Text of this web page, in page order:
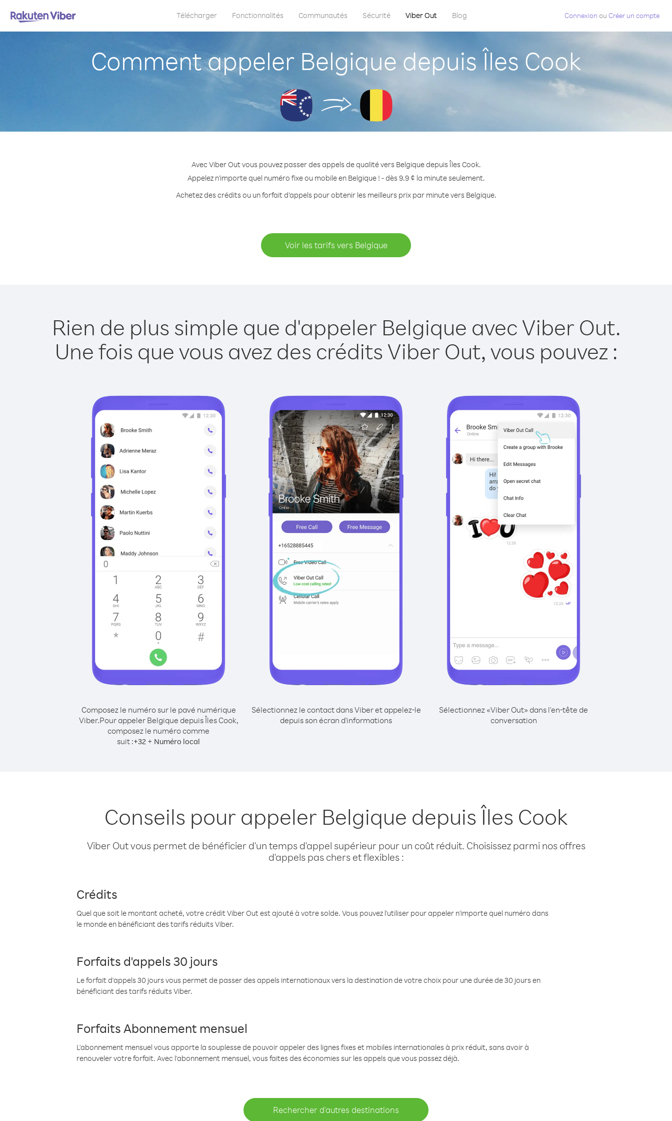
Télécharger Fonctionnalités Communautés Sécurité Viber Out Blog Connexion ou Créer un compte
Comment appeler Belgique depuis Îles Cook
Avec Viber Out vous pouvez passer des appels de qualité vers Belgique depuis Îles Cook.
Appelez n'importe quel numéro fixe ou mobile en Belgique ! - dès 9.9 ¢ la minute seulement.
Achetez des crédits ou un forfait d’appels pour obtenir les meilleurs prix par minute vers Belgique.
Voir les tarifs vers Belgique
Rien de plus simple que d'appeler Belgique avec Viber Out.
Une fois que vous avez des crédits Viber Out, vous pouvez :
Composez le numéro sur le pavé numérique
Viber.Pour appeler Belgique depuis Îles Cook,
composez le numéro comme
suit :+32 + Numéro local
Sélectionnez le contact dans Viber et appelez-le
depuis son écran d'informations
Sélectionnez «Viber Out» dans l'en-tête de
conversation
Conseils pour appeler Belgique depuis Îles Cook
Viber Out vous permet de bénéficier d'un temps d'appel supérieur pour un coût réduit. Choisissez parmi nos offres
d'appels pas chers et flexibles :
Crédits
Quel que soit le montant acheté, votre crédit Viber Out est ajouté à votre solde. Vous pouvez l'utiliser pour appeler n'importe quel numéro dans
le monde en bénéficiant des tarifs réduits Viber.
Forfaits d'appels 30 jours
Le forfait d'appels 30 jours vous permet de passer des appels internationaux vers la destination de votre choix pour une durée de 30 jours en
bénéficiant des tarifs réduits Viber.
Forfaits Abonnement mensuel
L'abonnement mensuel vous apporte la souplesse de pouvoir appeler des lignes fixes et mobiles internationales à prix réduit, sans avoir à
renouveler votre forfait. Avec l'abonnement mensuel, vous faites des économies sur les appels que vous passez déjà.
Rechercher d'autres destinations